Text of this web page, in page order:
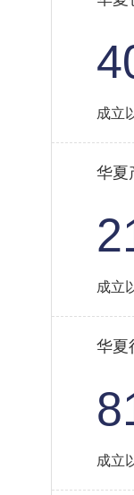
成立
华夏
成立
华夏
成立